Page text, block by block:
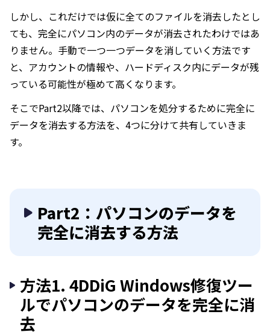
しかし、これだけでは仮に全てのファイルを消去したとし
ても、完全にパソコン内のデータが消去されたわけではあ
りません。手動で一つ一つデータを消していく方法です
と、アカウントの情報や、ハードディスク内にデータが残
っている可能性が極めて高くなります。
そこでPart2以降では、パソコンを処分するために完全に
データを消去する方法を、4つに分けて共有していきま
す。
Part2：パソコンのデータを
完全に消去する方法
方法1. 4DDiG Windows修復ツー
ルでパソコンのデータを完全に消
去